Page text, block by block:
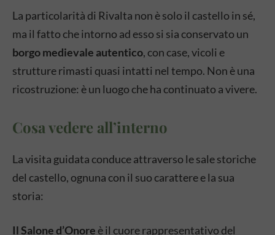
La particolarità di Rivalta non è solo il castello in sé,
ma il fatto che intorno ad esso si sia conservato un
borgo medievale autentico, con case, vicoli e
strutture rimasti quasi intatti nel tempo. Non è una
ricostruzione: è un luogo che ha continuato a vivere.
Cosa vedere all’interno
La visita guidata conduce attraverso le sale storiche
del castello, ognuna con il suo carattere e la sua
storia:
Il Salone d’Onore è il cuore rappresentativo del